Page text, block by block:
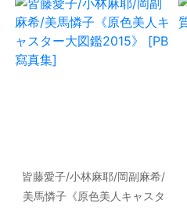
皆藤愛子/小林麻耶/岡副麻希/
美馬憐子《原色美人キャスタ